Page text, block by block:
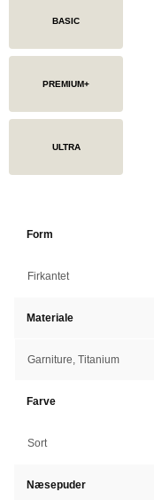
BASIC
PREMIUM+
ULTRA
Form
Firkantet
Materiale
Garniture, Titanium
Farve
Sort
Næsepuder